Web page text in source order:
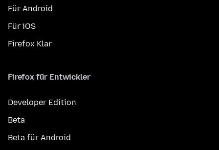
Für Android
Für iOS
Firefox Klar
Firefox für Entwickler
Developer Edition
Beta
Beta für Android